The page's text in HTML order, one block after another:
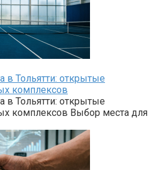
в Тольятти: открытые
комплексов
в Тольятти: открытые
комплексов Выбор места для